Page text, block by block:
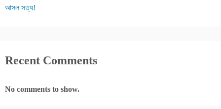
আসল সত্য!
Recent Comments
No comments to show.